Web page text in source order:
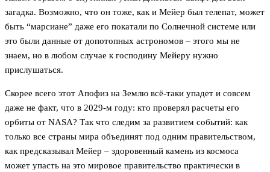
загадка. Возможно, что он тоже, как и Мейер был телепат, может
быть “марсиане” даже его покатали по Солнечной системе или
это были данные от допотопных астрономов – этого мы не
знаем, но в любом случае к господину Мейеру нужно
прислушаться.
Скорее всего этот Апофиз на Землю всё-таки упадет и совсем
даже не факт, что в 2029-м году: кто проверял расчеты его
орбиты от NASA? Так что следим за развитием событий: как
только все страны мира объединят под одним правительством,
как предсказывал Мейер – здоровенный камень из космоса
может упасть на это мировое правительство практически в